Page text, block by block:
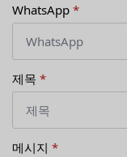
WhatsApp *
제목 *
메시지 *